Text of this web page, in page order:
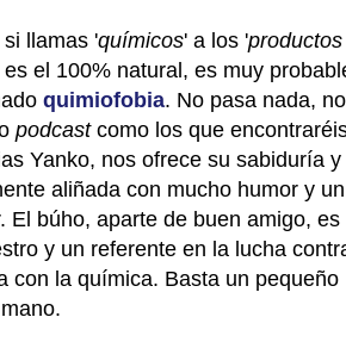
llamas 'químicos' a los 'productos
el 100% natural, es muy
quimiofobia. No pasa nada, no
podcast como los que
Yanko, nos ofrece su sabiduría y
aliñada con mucho humor y un
El búho, aparte de buen amigo, es
y un referente en la lucha
con la química. Basta un pequeño